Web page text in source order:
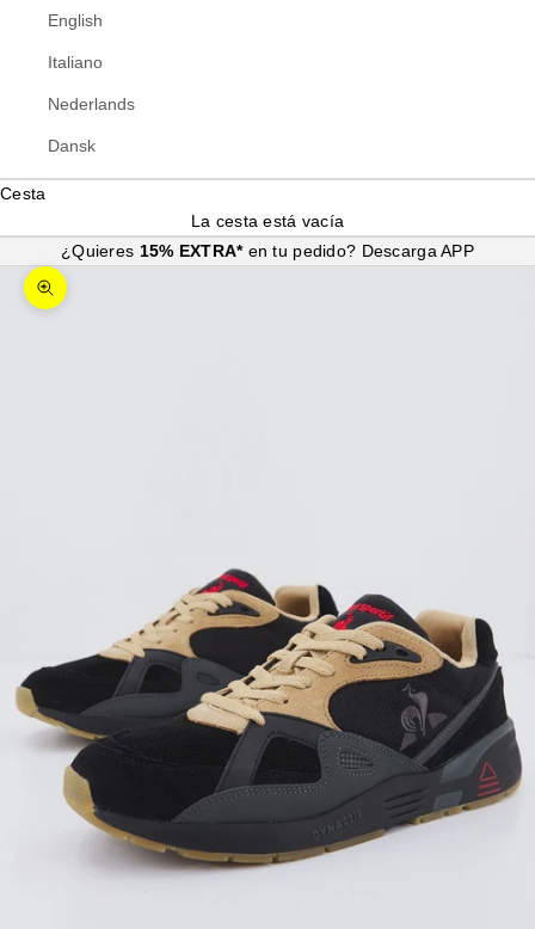
English
Italiano
Nederlands
Dansk
Cesta
La cesta está vacía
¿Quieres 15% EXTRA* en tu pedido? Descarga APP
Zoom